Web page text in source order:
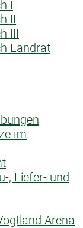
I
II
III
Landrat
im
, Liefer- und
Arena